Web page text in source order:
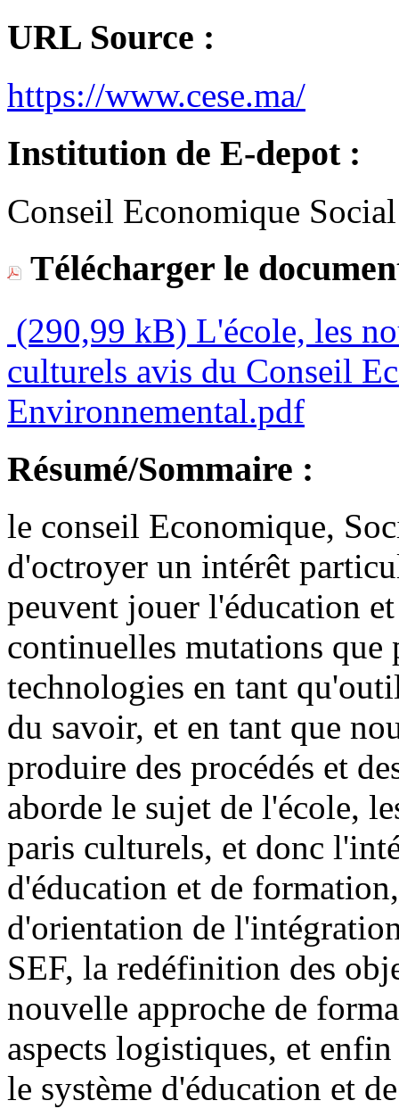
URL Source :
https://www.cese.ma/
Institution de E-depot :
Conseil Economique
Télécharger le
(290,99 kB) L'école, les
culturels avis du Conseil
Environnemental.pdf
Résumé/Sommaire :
le conseil Economique,
d'octroyer un intérêt
peuvent jouer l'éducation
continuelles mutations que
technologies en tant
du savoir, et en tant que
produire des procédés et
aborde le sujet de l'école,
paris culturels, et donc
d'éducation et de
d'orientation de
SEF, la redéfinition des
nouvelle approche de
aspects logistiques, et
le système d'éducation et